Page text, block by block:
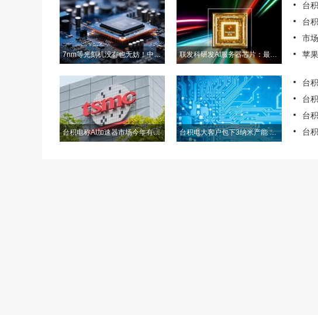
7nm等光刻机没有也无妨！中国半导体行业协会理事长：先进封装是未来 联发科研发AI服务器芯片：最先进的台积电3nm
台积电称AI加速器市场今年有望增长 250% 台积电大客户包下3纳米产能 订单排到2026年
台
台
苹
台